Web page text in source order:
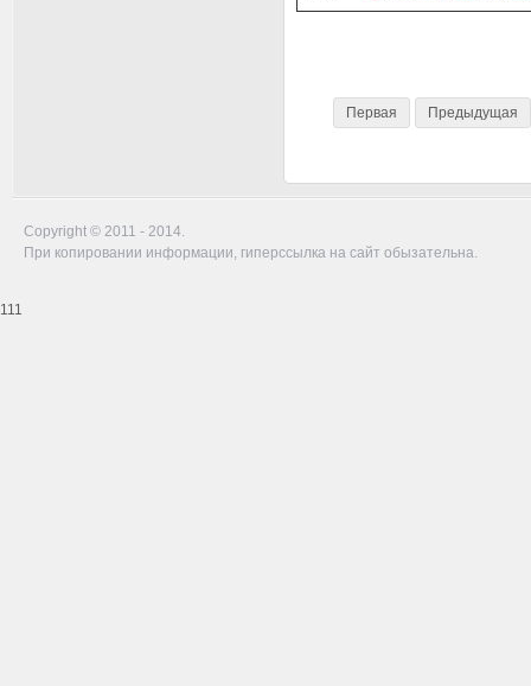
Первая Предыдущая
Copyright © 2011 - 2014.
При копировании информации, гиперссылка на сайт обызательна.
111